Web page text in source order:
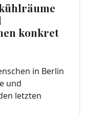
konkret
in Berlin
und
letzten